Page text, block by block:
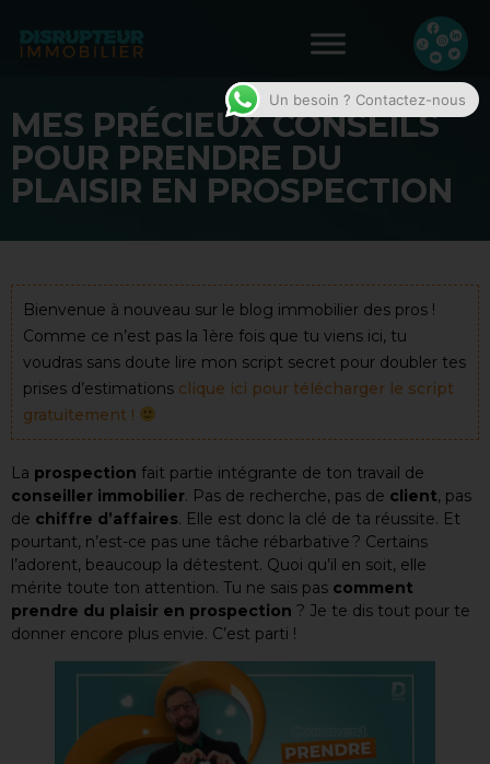
MES PRÉCIEUX CONSEILS
POUR PRENDRE DU
PLAISIR EN PROSPECTION
Bienvenue à nouveau sur le blog immobilier des pros !
Comme ce n’est pas la 1ère fois que tu viens ici, tu
voudras sans doute lire mon script secret pour doubler tes
prises d’estimations clique ici pour télécharger le script
gratuitement !
La prospection fait partie intégrante de ton travail de
conseiller immobilier. Pas de recherche, pas de client, pas
de chiffre d’affaires. Elle est donc la clé de ta réussite. Et
pourtant, n’est-ce pas une tâche rébarbative ? Certains
l’adorent, beaucoup la détestent. Quoi qu’il en soit, elle
mérite toute ton attention. Tu ne sais pas comment
prendre du plaisir en prospection ? Je te dis tout pour te
donner encore plus envie. C’est parti !
Un besoin ? Contactez-nous